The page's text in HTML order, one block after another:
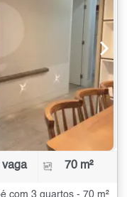
vaga 70 m²
com 3 quartos - 70 m²